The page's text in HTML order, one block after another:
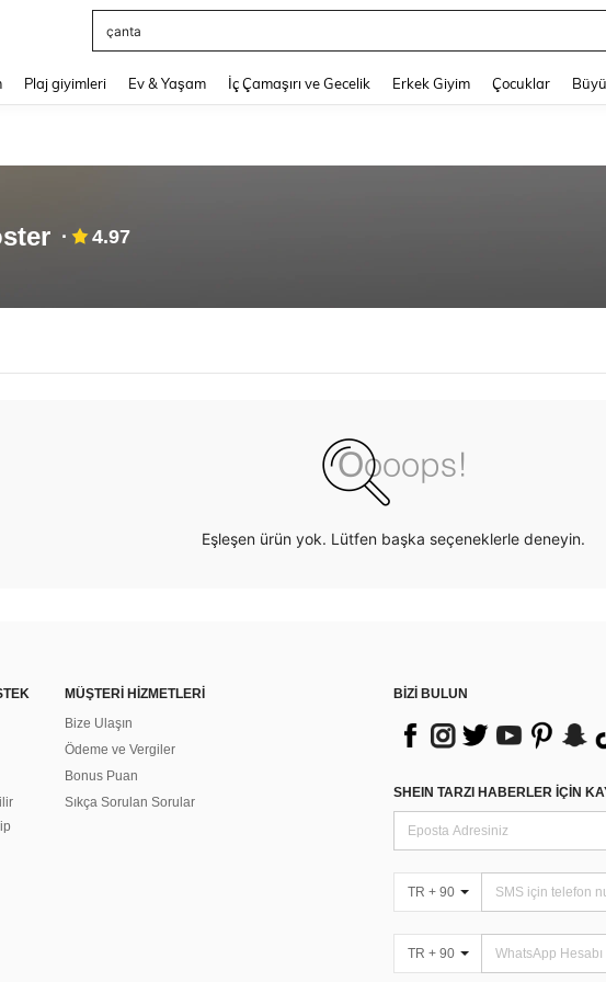
çanta
Plaj giyimleri Ev & Yaşam İç Çamaşırı ve Gecelik Erkek Giyim Çocuklar
4.97
Eşleşen ürün yok. Lütfen başka seçeneklerle deneyin.
MÜŞTERİ HİZMETLERİ
Bize Ulaşın
Ödeme ve Vergiler
Bonus Puan
Sıkça Sorulan Sorular
BİZİ BULUN
SHEIN TARZI HABERLER IÇIN
TR + 90
TR + 90